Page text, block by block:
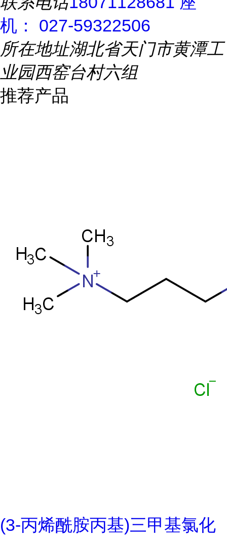
机： 027-59322506
所在地址湖北省天门市黄潭工
业园西窑台村六组
推荐产品
(3-丙烯酰胺丙基)三甲基氯化